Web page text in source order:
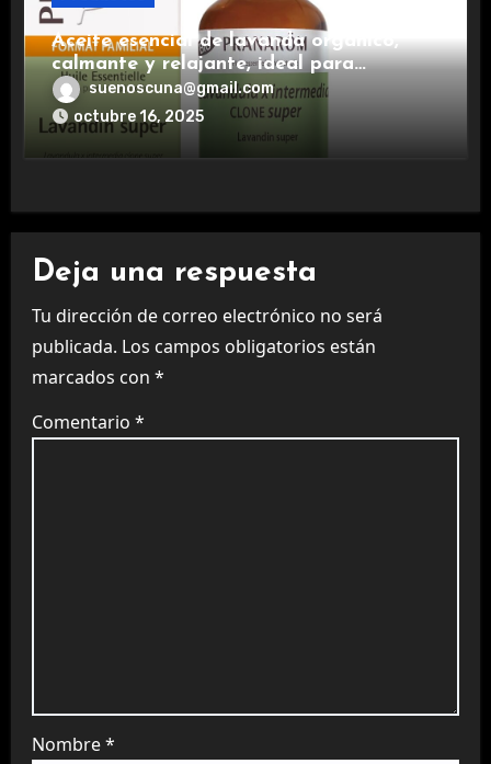
Aceite esencial de lavanda orgánico,
calmante y relajante, ideal para
aromaterapia.
suenoscuna@gmail.com
octubre 16, 2025
Deja una respuesta
Tu dirección de correo electrónico no será
publicada. Los campos obligatorios están
marcados con *
Comentario *
Nombre*